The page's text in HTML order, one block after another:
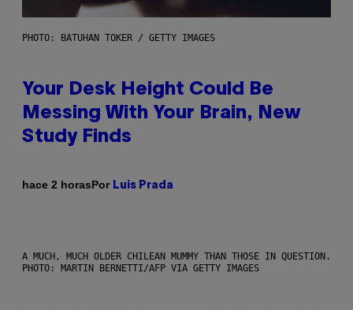
PHOTO: BATUHAN TOKER / GETTY IMAGES
Your Desk Height Could Be
Messing With Your Brain, New
Study Finds
hace 2 horasPor Luis Prada
A MUCH, MUCH OLDER CHILEAN MUMMY THAN THOSE IN QUESTION.
PHOTO: MARTIN BERNETTI/AFP VIA GETTY IMAGES